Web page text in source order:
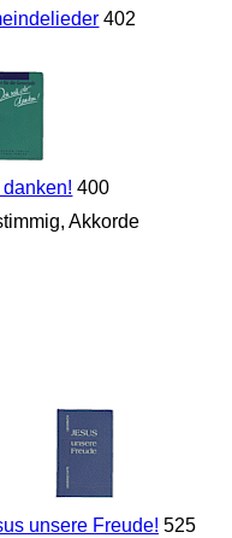
402
danken! 400
Akkorde
unsere Freude! 525